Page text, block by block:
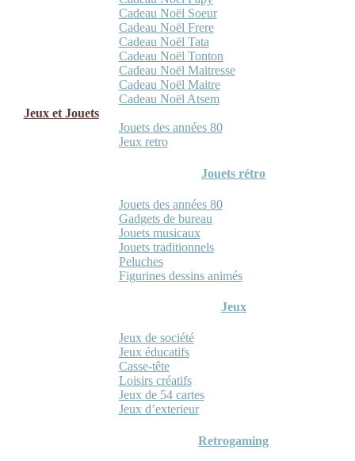
Cadeau Noël Soeur
Cadeau Noël Frere
Cadeau Noël Tata
Cadeau Noël Tonton
Cadeau Noël Maitresse
Cadeau Noël Maitre
Cadeau Noël Atsem
Jeux et Jouets
Jouets des années 80
Jeux retro
Jouets rétro
Jouets des années 80
Gadgets de bureau
Jouets musicaux
Jouets traditionnels
Peluches
Figurines dessins animés
Jeux
Jeux de société
Jeux éducatifs
Casse-tête
Loisirs créatifs
Jeux de 54 cartes
Jeux d’exterieur
Retrogaming